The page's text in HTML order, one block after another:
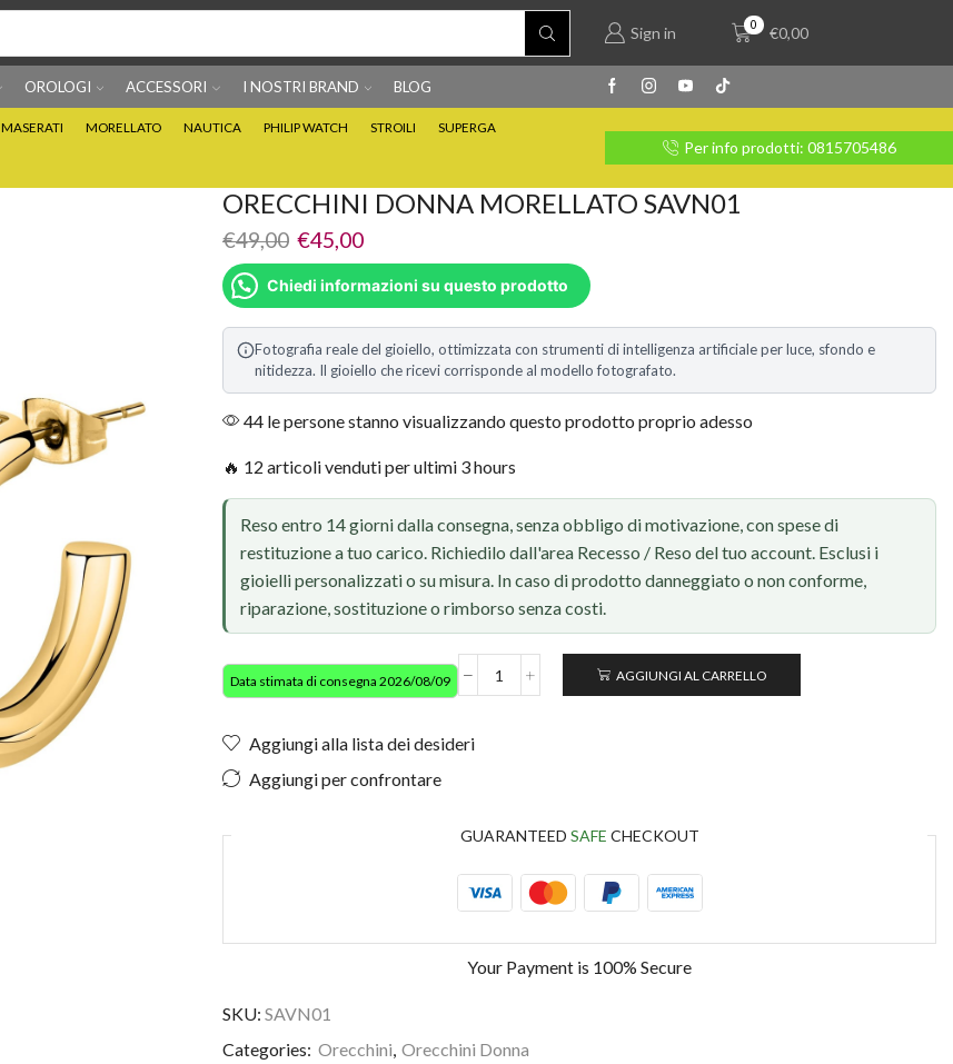
Sign in 0 €0,00
OROLOGI ACCESSORI I NOSTRI BRAND BLOG
MASERATI MORELLATO NAUTICA PHILIP WATCH STROILI SUPERGA
Per info prodotti: 0815705486
ORECCHINI DONNA MORELLATO SAVN01
€49,00 €45,00
Chiedi informazioni su questo prodotto
Fotografia reale del gioiello, ottimizzata con strumenti di intelligenza artificiale per luce, sfondo e
nitidezza. Il gioiello che ricevi corrisponde al modello fotografato.
44 le persone stanno visualizzando questo prodotto proprio adesso
🔥 12 articoli venduti per ultimi 3 hours
Reso entro 14 giorni dalla consegna, senza obbligo di motivazione, con spese di
restituzione a tuo carico. Richiedilo dall'area Recesso / Reso del tuo account. Esclusi i
gioielli personalizzati o su misura. In caso di prodotto danneggiato o non conforme,
riparazione, sostituzione o rimborso senza costi.
Data stimata di consegna 2026/08/09 AGGIUNGI AL CARRELLO
Aggiungi alla lista dei desideri
Aggiungi per confrontare
GUARANTEED SAFE CHECKOUT
Your Payment is 100% Secure
SKU: SAVN01
Categories: Orecchini Orecchini Donna